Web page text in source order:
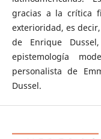
gracias a la crítica
exterioridad, es
de Enrique
epistemología
personalista de
Dussel.